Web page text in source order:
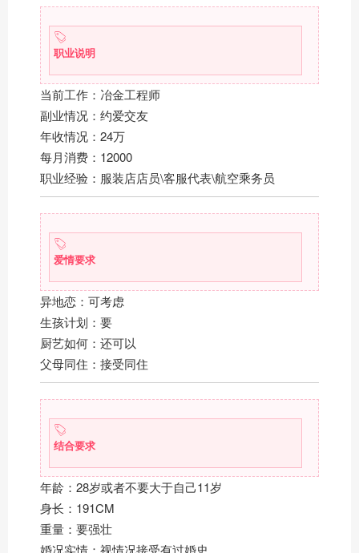
职业说明
当前工作：冶金工程师
副业情况：约爱交友
年收情况：24万
每月消费：12000
职业经验：服装店店员\客服代表\航空乘务员
爱情要求
异地恋：可考虑
生孩计划：要
厨艺如何：还可以
父母同住：接受同住
结合要求
年龄：28岁或者不要大于自己11岁
身长：191CM
重量：要强壮
婚况实情：视情况接受有过婚史